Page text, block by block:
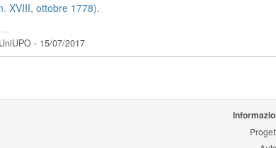
XVIII, ottobre 1778).
---
- 15/07/2017